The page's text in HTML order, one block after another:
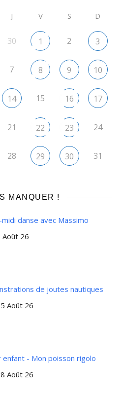
J V S D
30 1 2 3
7 8 9 10
14 15 16 17
21 22 23 24
28 29 30 31
MANQUER !
danse avec Massimo
Août 26
de joutes nautiques
Août 26
enfant - Mon poisson rigolo
Août 26